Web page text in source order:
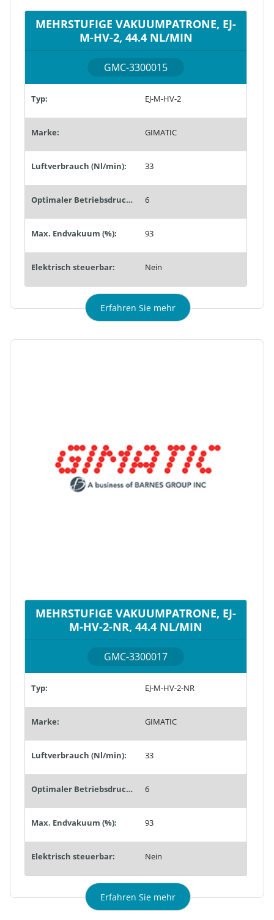
MEHRSTUFIGE VAKUUMPATRONE, EJ-
M-HV-2, 44.4 NL/MIN
GMC-3300015
Typ: EJ-M-HV-2
Marke: GIMATIC
Luftverbrauch (Nl/min): 33
Optimaler Betriebsdruck (bar): 6
Max. Endvakuum (%): 93
Elektrisch steuerbar: Nein
Erfahren Sie mehr
MEHRSTUFIGE VAKUUMPATRONE, EJ-
M-HV-2-NR, 44.4 NL/MIN
GMC-3300017
Typ: EJ-M-HV-2-NR
Marke: GIMATIC
Luftverbrauch (Nl/min): 33
Optimaler Betriebsdruck (bar): 6
Max. Endvakuum (%): 93
Elektrisch steuerbar: Nein
Erfahren Sie mehr